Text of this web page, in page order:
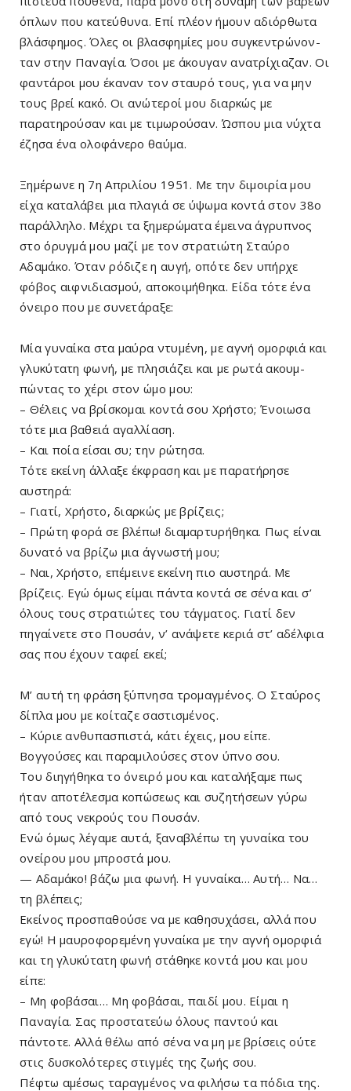
όπλων που κατεύθυνα. Επί πλέον ήμουν αδιόρθωτα
βλάσφημος. Όλες οι βλασφημίες μου συγκεντρώνον­
ταν στην Παναγία. Όσοι με άκουγαν ανατρίχιαζαν. Οι
φαντάροι μου έκαναν τον σταυρό τους, για να μην
τους βρεί κακό. Οι ανώτεροί μου διαρκώς με
παρατηρού­σαν και με τιμωρούσαν. Ώσπου μια νύχτα
έζησα ένα ολοφάνερο θαύμα.
Ξημέρωνε η 7η Απριλίου 1951. Με την διμοιρία μου
είχα καταλάβει μια πλαγιά σε ύψωμα κοντά στον 38ο
παράλληλο. Μέχρι τα ξημερώματα έμεινα άγρυπνος
στο όρυγμά μου μαζί με τον στρατιώτη Σταύρο
Αδαμάκο. Όταν ρόδιζε η αυγή, οπότε δεν υπήρχε
φόβος αιφνιδιασμού, αποκοιμήθηκα. Είδα τότε ένα
όνειρο που με συνετάραξε:
Μία γυναίκα στα μαύρα ντυμένη, με αγνή ομορφιά και
γλυκύτατη φωνή, με πλησιάζει και με ρωτά ακουμ­
πώντας το χέρι στον ώμο μου:
– Θέλεις να βρίσκομαι κοντά σου Χρήστο; Ένοιωσα
τότε μια βαθειά αγαλλίαση.
– Και ποία είσαι συ; την ρώτησα.
Τότε εκείνη άλλαξε έκφραση και με παρατήρησε
αυστηρά:
– Γιατί, Χρήστο, διαρκώς με βρίζεις;
– Πρώτη φορά σε βλέπω! διαμαρτυρήθηκα. Πως είναι
δυνατό να βρίζω μια άγνωστή μου;
– Ναι, Χρήστο, επέμεινε εκείνη πιο αυστηρά. Με
βρίζεις. Εγώ όμως είμαι πάντα κοντά σε σένα και σ’
όλους τους στρατιώτες του τάγματος. Γιατί δεν
πηγαίνετε στο Πουσάν, ν’ ανάψετε κεριά στ’ αδέλφια
σας που έχουν ταφεί εκεί;
Μ’ αυτή τη φράση ξύπνησα τρομαγμένος. Ο Σταύ­ρος
δίπλα μου με κοίταζε σαστισμένος.
– Κύριε ανθυπασπιστά, κάτι έχεις, μου είπε.
Βογγούσες και παραμιλούσες στον ύπνο σου.
Του διηγήθηκα το όνειρό μου και καταλήξαμε πως
ήταν αποτέλεσμα κοπώσεως και συζητήσεων γύρω
από τους νεκρούς του Πουσάν.
Ενώ όμως λέγαμε αυτά, ξαναβλέπω τη γυναίκα του
ονείρου μου μπροστά μου.
— Αδαμάκο! βάζω μια φωνή. Η γυναίκα… Αυτή… Να…
τη βλέπεις;
Εκείνος προσπαθούσε να με καθησυχάσει, αλλά που
εγώ! Η μαυροφορεμένη γυναίκα με την αγνή ο­μορφιά
και τη γλυκύτατη φωνή στάθηκε κοντά μου και μου
είπε:
– Μη φοβάσαι… Μη φοβάσαι, παιδί μου. Είμαι η
Παναγία. Σας προστατεύω όλους παντού και
πάντοτε. Αλλά θέλω από σένα να μη με βρίσεις ούτε
στις δυ­σκολότερες στιγμές της ζωής σου.
Πέφτω αμέσως ταραγμένος να φιλήσω τα πόδια της.